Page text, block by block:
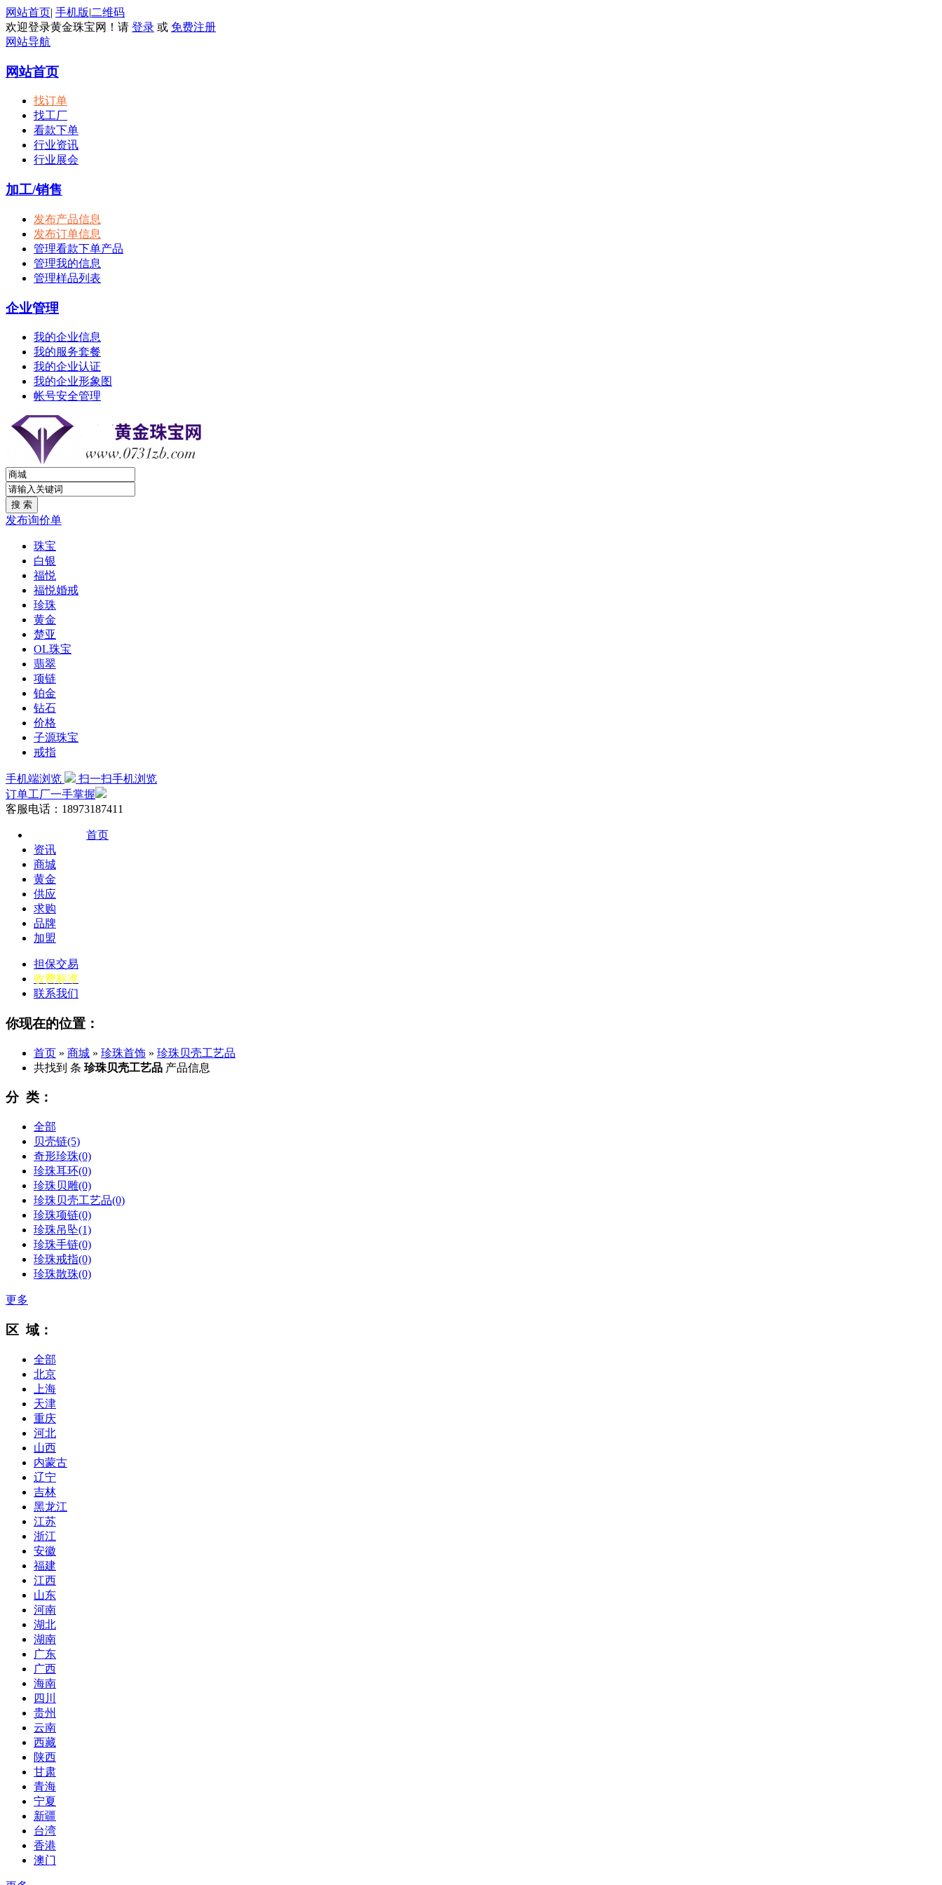
网站首页| 手机版|二维码
欢迎登录黄金珠宝网！请 登录 或 免费注册
网站导航
网站首页
找订单
找工厂
看款下单
行业资讯
行业展会
加工/销售
发布产品信息
发布订单信息
管理看款下单产品
管理我的信息
管理样品列表
企业管理
我的企业信息
我的服务套餐
我的企业认证
我的企业形象图
帐号安全管理
发布询价单
珠宝
白银
福悦
福悦婚戒
珍珠
黄金
楚亚
OL珠宝
翡翠
项链
铂金
钻石
价格
子源珠宝
戒指
手机端浏览
扫一扫手机浏览
订单工厂一手掌握
客服电话：18973187411
首页
资讯
商城
黄金
供应
求购
品牌
加盟
担保交易
收费标准
联系我们
你现在的位置：
首页 » 商城 » 珍珠首饰 » 珍珠贝壳工艺品
共找到 条 珍珠贝壳工艺品 产品信息
分 类：
全部
贝壳链(5)
奇形珍珠(0)
珍珠耳环(0)
珍珠贝雕(0)
珍珠贝壳工艺品(0)
珍珠项链(0)
珍珠吊坠(1)
珍珠手链(0)
珍珠戒指(0)
珍珠散珠(0)
更多
区 域：
全部
北京
上海
天津
重庆
河北
山西
内蒙古
辽宁
吉林
黑龙江
江苏
浙江
安徽
福建
江西
山东
河南
湖北
湖南
广东
广西
海南
四川
贵州
云南
西藏
陕西
甘肃
青海
宁夏
新疆
台湾
香港
澳门